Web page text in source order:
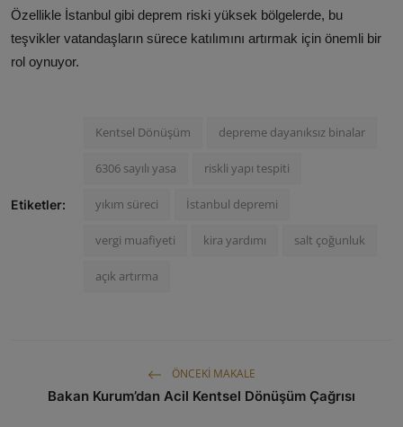
Özellikle İstanbul gibi deprem riski yüksek bölgelerde, bu
teşvikler vatandaşların sürece katılımını artırmak için önemli bir
rol oynuyor.
Etiketler:
Kentsel Dönüşüm depreme dayanıksız binalar
6306 sayılı yasa riskli yapı tespiti
yıkım süreci İstanbul depremi
vergi muafiyeti kira yardımı salt çoğunluk
açık artırma
ÖNCEKI MAKALE
Bakan Kurum’dan Acil Kentsel Dönüşüm Çağrısı